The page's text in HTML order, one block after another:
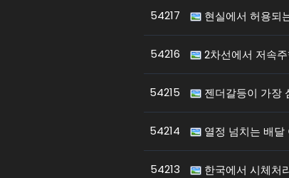
54217 현실에서 허용되
54216 2차선에서 저속
54215 젠더갈등이 가장
54214 열정 넘치는 배달
54213 한국에서 시체처